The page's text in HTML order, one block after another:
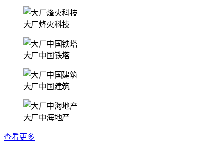
大厂烽火科技
大厂中国铁塔
大厂中国建筑
大厂中海地产
查看更多